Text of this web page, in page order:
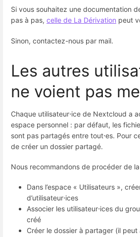
Si vous souhaitez une documentation
pas à pas, celle de La Dérivation peut
Sinon, contactez-nous par mail.
Les autres
ne voient pas
Chaque utilisateur⋅ice de Nextcloud a
espace personnel : par défaut, les
sont pas partagés entre tout⋅es. Pour
de créer un dossier partagé.
Nous recommandons de procéder de
Dans l’espace « Utilisateurs »,
d’utilisateur⋅ices
Associer les utilisateur⋅ices du
créé
Créer le dossier à partager (il peut